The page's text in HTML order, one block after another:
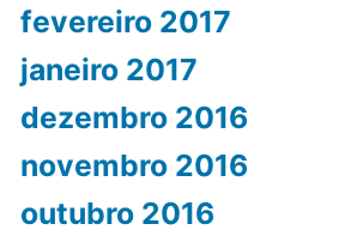
fevereiro 2017
janeiro 2017
dezembro 2016
novembro 2016
outubro 2016